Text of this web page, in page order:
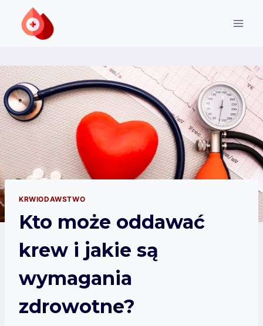
Przejdź
KRWIODAWSTWO
Kto może oddawać
krew i jakie są
wymagania
zdrowotne?